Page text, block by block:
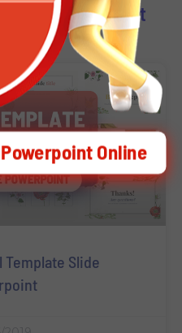
Powerpoint
Template Slide
Online